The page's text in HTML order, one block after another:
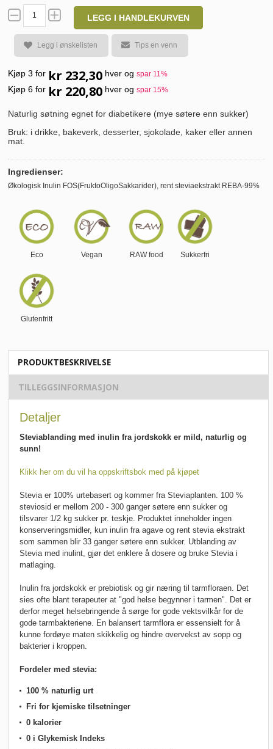
LEGG I HANDLEKURVEN
Legg i ønskelisten Tips en venn
Kjøp 3 for kr 232,30 hver og spar 11%
Kjøp 6 for kr 220,80 hver og spar 15%
Naturlig søtning egnet for diabetikere (mye søtere enn sukker)
Bruk: i drikke, bakeverk, desserter, sjokolade, kaker eller annen
mat.
Ingredienser:
Økologisk Inulin FOS(FruktoOligoSakkarider), rent steviaekstrakt REBA-99%
Eco Vegan RAW food Sukkerfri
Glutenfritt
PRODUKTBESKRIVELSE
TILLEGGSINFORMASJON
Detaljer
Steviablanding med inulin fra jordskokk er mild, naturlig og
sunn!
Klikk her om du vil ha oppskriftsbok med på kjøpet
Stevia er 100% urtebasert og kommer fra Steviaplanten. 100 %
steviosid er mellom 200 - 300 ganger søtere enn sukker og
tilsvarer 1/2 kg sukker pr. teskje. Produktet inneholder ingen
konserveringsmidler, kun inulin fra agave og rent stevia ekstrakt
som sammen blir 33 ganger søtere enn sukker. Utblanding av
Stevia med inulint, gjør det enklere å dosere og bruke Stevia i
matlaging.
Inulin fra jordskokk er prebiotisk og gir næring til tarmfloraen. Det
sies ofte blant terapeuter at "god helse begynner i tarmen". Det er
derfor meget helsebringende å sørge for gode vektsvilkår for de
gode tarmbakteriene. En balansert tarmflora er essensielt for å
kunne fordøye maten skikkelig og hindre overvekst av sopp og
bakterier i kroppen.
Fordeler med stevia:
100 % naturlig urt
Fri for kjemiske tilsetninger
0 kalorier
0 i Glykemisk Indeks